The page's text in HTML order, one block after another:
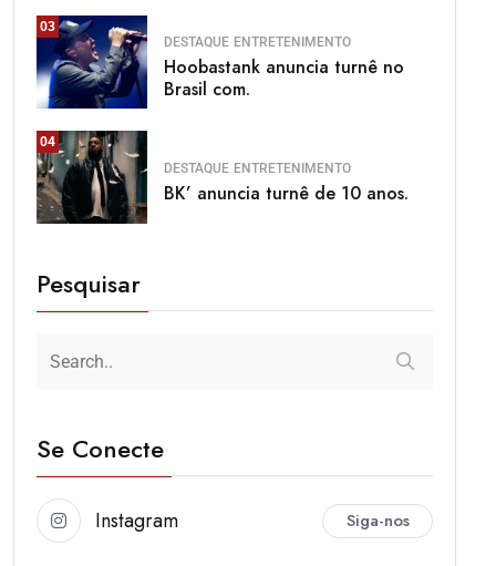
03
DESTAQUE ENTRETENIMENTO
Hoobastank anuncia turnê no
Brasil com.
04
DESTAQUE ENTRETENIMENTO
BK’ anuncia turnê de 10 anos.
Pesquisar
Se Conecte
Instagram Siga-nos